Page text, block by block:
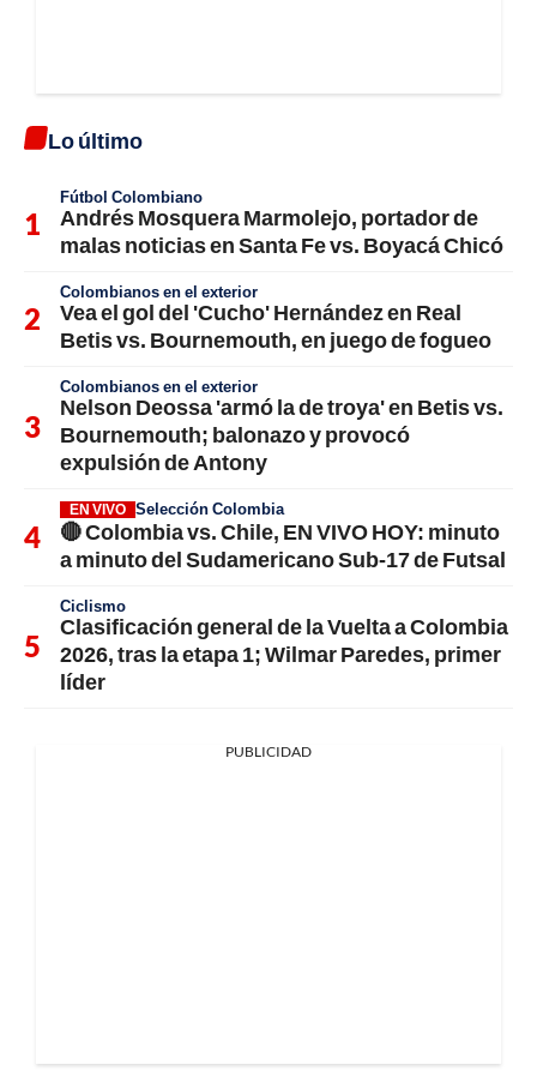
Lo último
Fútbol Colombiano
Andrés Mosquera Marmolejo, portador de
malas noticias en Santa Fe vs. Boyacá Chicó
Colombianos en el exterior
Vea el gol del 'Cucho' Hernández en Real
Betis vs. Bournemouth, en juego de fogueo
Colombianos en el exterior
Nelson Deossa 'armó la de troya' en Betis vs.
Bournemouth; balonazo y provocó
expulsión de Antony
EN VIVO Selección Colombia
🔴 Colombia vs. Chile, EN VIVO HOY: minuto
a minuto del Sudamericano Sub-17 de Futsal
Ciclismo
Clasificación general de la Vuelta a Colombia
2026, tras la etapa 1; Wilmar Paredes, primer
líder
PUBLICIDAD